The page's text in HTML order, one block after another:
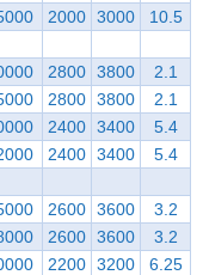
2000 3000 10.5
2800 3800
2.1
2800 3800
2.1
2400 3400
5.4
2400 3400 5.4
2600 3600
3.2
2600 3600
3.2
2200 3200
6.25